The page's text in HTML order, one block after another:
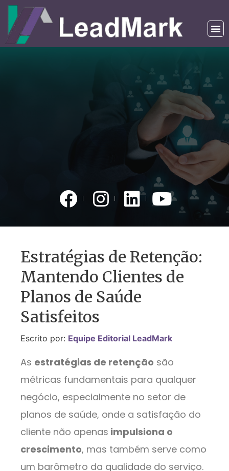
Estratégias de Retenção:
Mantendo Clientes de
Planos de Saúde
Satisfeitos
Escrito por: Equipe Editorial LeadMark
As estratégias de retenção são
métricas fundamentais para qualquer
negócio, especialmente no setor de
planos de saúde, onde a satisfação do
cliente não apenas impulsiona o
crescimento, mas também serve como
um barômetro da qualidade do serviço.